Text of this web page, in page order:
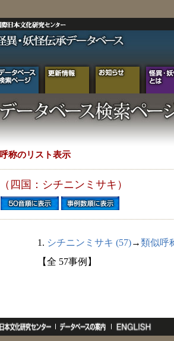
呼称のリスト表示
（四国：シチニンミサキ）
1. シチニンミサキ (57)→類似呼
【全 57事例】